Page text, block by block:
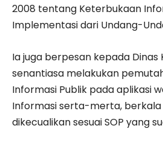
2008 tentang Keterbukaan
Implementasi dari Undang-
Ia juga berpesan kepada Dinas
senantiasa melakukan
Informasi Publik pada aplikasi
Informasi serta-merta,
dikecualikan sesuai SOP yang